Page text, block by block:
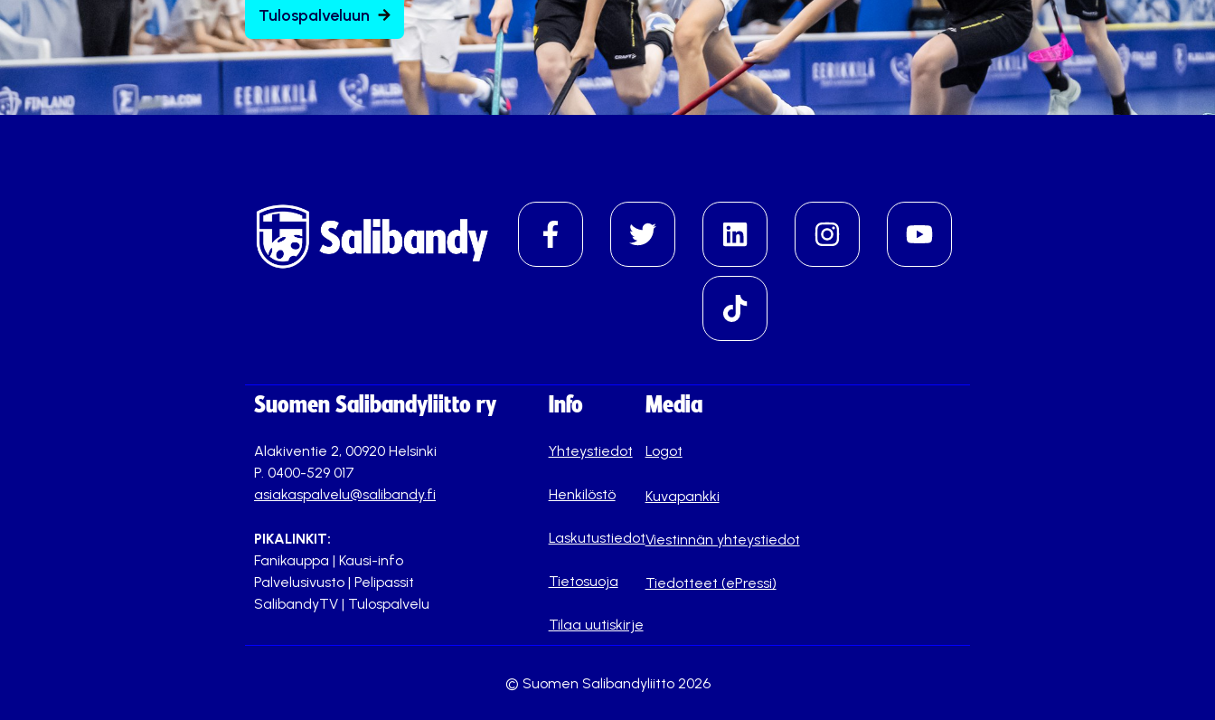
Tulospalveluun
Suomen Salibandyliitto ry
Alakiventie 2, 00920 Helsinki
P. 0400-529 017
asiakaspalvelu@salibandy.fi
PIKALINKIT:
Fanikauppa | Kausi-info
Palvelusivusto | Pelipassit
SalibandyTV | Tulospalvelu
Info
Yhteystiedot
Henkilöstö
Laskutustiedot
Tietosuoja
Tilaa uutiskirje
Media
Logot
Kuvapankki
Viestinnän yhteystiedot
Tiedotteet (ePressi)
© Suomen Salibandyliitto 2026